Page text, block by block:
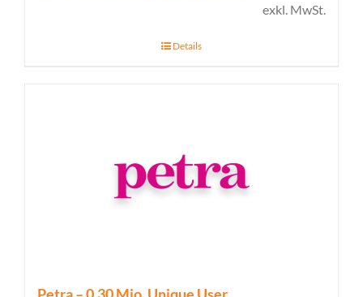
exkl. MwSt.
Details